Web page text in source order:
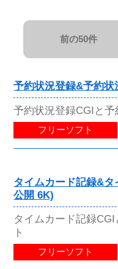
前の50件
予約状況登録&予約状
予約状況登録CGIと
フリーソフト
タイムカード記録&タ
公開 6K)
タイムカード記録
ト
フリーソフト